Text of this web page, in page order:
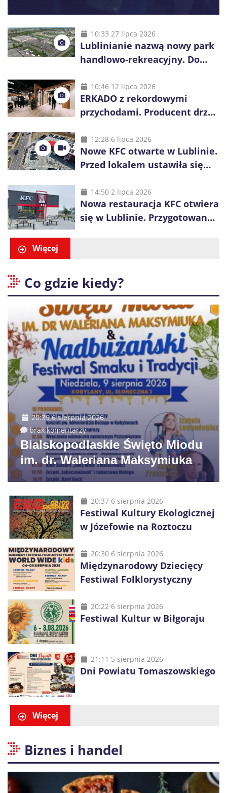
10:33 27 lipca 2026
Lublinianie nazwą nowy park
handlowo-rekreacyjny. Do
10:46 12 lipca 2026
ERKADO z rekordowymi
przychodami. Producent drzwi
inwestycje
12:28 6 lipca 2026
Nowe KFC otwarte w Lublinie.
Przed lokalem ustawiła się
14:50 2 lipca 2026
Nowa restauracja KFC otwiera
się w Lublinie. Przygotowano
Więcej
Co gdzie kiedy?
20:39 6 sierpnia 2026
brak komentarzy
Bialskopodlaskie Święto Miodu
im. dr. Waleriana Maksymiuka
20:37 6 sierpnia 2026
Festiwal Kultury Ekologicznej
w Józefowie na Roztoczu
20:30 6 sierpnia 2026
Międzynarodowy Dziecięcy
Festiwal Folklorystyczny
20:22 6 sierpnia 2026
Festiwal Kultur w Biłgoraju
21:11 5 sierpnia 2026
Dni Powiatu Tomaszowskiego
Więcej
Biznes i handel